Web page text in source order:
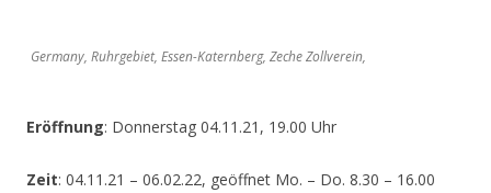
Germany, Ruhrgebiet, Essen-Katernberg, Zeche Zollverein,
Eröffnung: Donnerstag 04.11.21, 19.00 Uhr
Zeit: 04.11.21 – 06.02.22, geöffnet Mo. – Do. 8.30 – 16.00